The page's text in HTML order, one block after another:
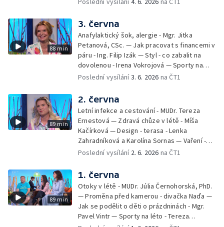
Jírová — Patrik Eliáš — Sladké recepty na
léto - Míša Sedláčková
88 min
3. června
Anafylaktický šok, alergie - Mgr. Jitka
Petanová, CSc. — Jak pracovat s financemi v
páru - Ing. Filip Izák — Styl - co zabalit na
dovolenou - Irena Vokrojová — Sporty na
léto - paddleboard — Alžběta Jungrová —
Heřmánková, Zdeněk Žák, Josef Vrána
Poslední vysílání3. 6. 2026 na ČT1
89 min
2. června
Letní infekce a cestování - MUDr. Tereza
Ernestová — Zdravá chůze v létě - Míša
Kačírková — Design - terasa - Lenka
Zahradníková a Karolína Sornas — Vaření -
jahody - Simona Machurová — Letní sporty -
— Batohy do školy i na prázdniny - Mirka
Belhová — Pramen - Ivan Ostrochovský
Poslední vysílání 2. 6. 2026 na ČT1
89 min
1. června
Otoky v létě - MUDr. Júlia Černohorská, PhD.
— Proměna před kamerou - divačka Naďa —
Jak se podělit o děti o prázdninách - Mgr.
Pavel Vintr — Sporty na léto - Tereza